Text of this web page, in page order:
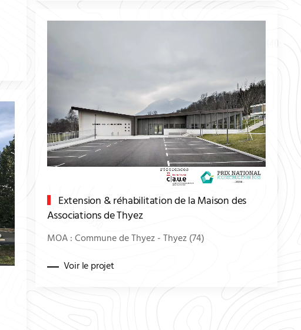
Extension & réhabilitation de la Maison des
Associations de Thyez
MOA : Commune de Thyez - Thyez (74)
Voir le projet